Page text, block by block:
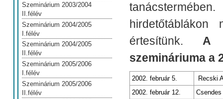
értesítünk. A
szemináriuma a
2002. február 5.
Recski
2002. február 12.
Szeminárium 2003/2004
II.félév
Szeminárium 2004/2005
I.félév
Szeminárium 2004/2005
II.félév
Szeminárium 2005/2006
I.félév
Szeminárium 2005/2006
II.félév